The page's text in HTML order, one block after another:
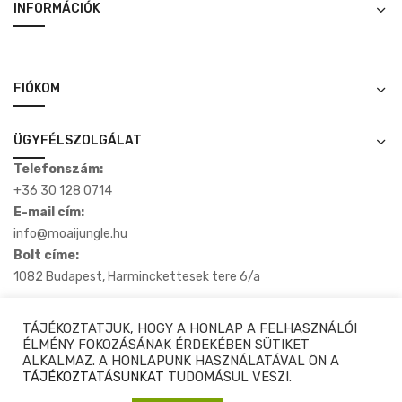
INFORMÁCIÓK
FIÓKOM
ÜGYFÉLSZOLGÁLAT
Telefonszám:
+36 30 128 0714
E-mail cím:
info@moaijungle.hu
Bolt címe:
1082 Budapest, Harminckettesek tere 6/a
Copyright © 2020-2025 Moaijungle.hu. Minden Jog Fenntartva.
TÁJÉKOZTATJUK, HOGY A HONLAP A FELHASZNÁLÓI
ÉLMÉNY FOKOZÁSÁNAK ÉRDEKÉBEN SÜTIKET
ALKALMAZ. A HONLAPUNK HASZNÁLATÁVAL ÖN A
TÁJÉKOZTATÁSUNKAT TUDOMÁSUL VESZI.